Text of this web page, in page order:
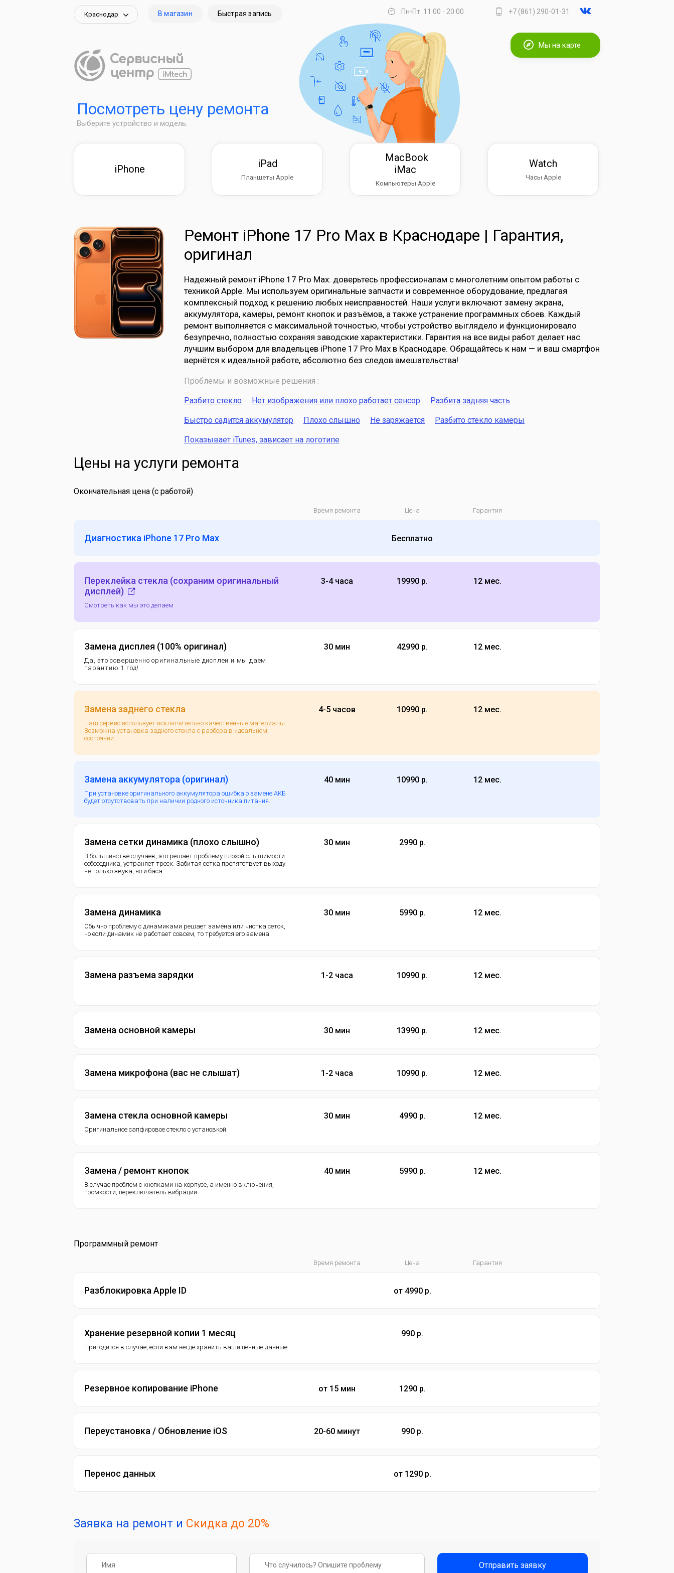
Краснодар В магазин Быстрая запись +7 (861) 290-01-31
Пн-Пт: 11:00 - 20:00
Мы на карте
Посмотреть цену ремонта
Выберите устройство и модель:
iPhone iPad
Планшеты Apple
MacBook
iMac
Компьютеры Apple
Watch
Часы Apple
Ремонт iPhone 17 Pro Max в Краснодаре | Гарантия,
оригинал
Надежный ремонт iPhone 17 Pro Max: доверьтесь профессионалам с многолетним опытом работы с
техникой Apple. Мы используем оригинальные запчасти и современное оборудование, предлагая
комплексный подход к решению любых неисправностей. Наши услуги включают замену экрана,
аккумулятора, камеры, ремонт кнопок и разъёмов, а также устранение программных сбоев. Каждый
ремонт выполняется с максимальной точностью, чтобы устройство выглядело и функционировало
безупречно, полностью сохраняя заводские характеристики. Гарантия на все виды работ делает нас
лучшим выбором для владельцев iPhone 17 Pro Max в Краснодаре. Обращайтесь к нам — и ваш смартфон
вернётся к идеальной работе, абсолютно без следов вмешательства!
Проблемы и возможные решения :
Разбито стекло Нет изображения или плохо работает сенсор Разбита задняя часть
Быстро садится аккумулятор Плохо слышно Не заряжается Разбито стекло камеры
Показывает iTunes, зависает на логотипе
Цены на услуги ремонта
Окончательная цена (с работой)
Время ремонта Цена Гарантия
Диагностика iPhone 17 Pro Max Бесплатно
Переклейка стекла (сохраним оригинальный
дисплей)
Смотреть как мы это делаем
3-4 часа 19990 р. 12 мес.
Замена дисплея (100% оригинал)
Да, это совершенно оригинальные дисплеи и мы даем
гарантию 1 год!
30 мин 42990 р. 12 мес.
Замена заднего стекла
Наш сервис использует исключительно качественные материалы.
Возможна установка заднего стекла с разбора в идеальном
состоянии.
4-5 часов 10990 р. 12 мес.
Замена аккумулятора (оригинал)
При установке оригинального аккумулятора ошибка о замене АКБ
будет отсутствовать при наличии родного источника питания.
40 мин 10990 р. 12 мес.
Замена сетки динамика (плохо слышно)
В большинстве случаев, это решает проблему плохой слышимости
собеседника, устраняет треск. Забитая сетка препятствует выходу
не только звука, но и баса
30 мин 2990 р.
Замена динамика
Обычно проблему с динамиками решает замена или чистка сеток,
но если динамик не работает совсем, то требуется его замена
30 мин 5990 р. 12 мес.
Замена разъема зарядки 1-2 часа 10990 р. 12 мес.
Замена основной камеры 30 мин 13990 р. 12 мес.
Замена микрофона (вас не слышат) 1-2 часа 10990 р. 12 мес.
Замена стекла основной камеры
Оригинальное сапфировое стекло с установкой
30 мин 4990 р. 12 мес.
Замена / ремонт кнопок
В случае проблем с кнопками на корпусе, а именно включения,
громкости, переключатель вибрации
40 мин 5990 р. 12 мес.
Программный ремонт
Время ремонта Цена Гарантия
Разблокировка Apple ID от 4990 р.
Хранение резервной копии 1 месяц
Пригодится в случае, если вам негде хранить ваши ценные данные
990 р.
Резервное копирование iPhone от 15 мин 1290 р.
Переустановка / Обновление iOS 20-60 минут 990 р.
Перенос данных от 1290 р.
Заявка на ремонт и Скидка до 20%
Отправить заявку